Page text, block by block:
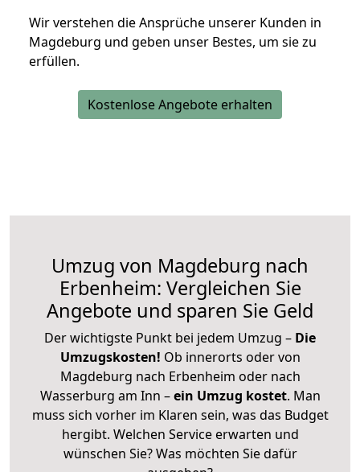
Wir verstehen die Ansprüche unserer Kunden in
Magdeburg und geben unser Bestes, um sie zu
erfüllen.
Kostenlose Angebote erhalten
Umzug von Magdeburg nach
Erbenheim: Vergleichen Sie
Angebote und sparen Sie Geld
Der wichtigste Punkt bei jedem Umzug – Die
Umzugskosten! Ob innerorts oder von
Magdeburg nach Erbenheim oder nach
Wasserburg am Inn –ein Umzug kostet. Man
muss sich vorher im Klaren sein, was das Budget
hergibt. Welchen Service erwarten und
wünschen Sie? Was möchten Sie dafür